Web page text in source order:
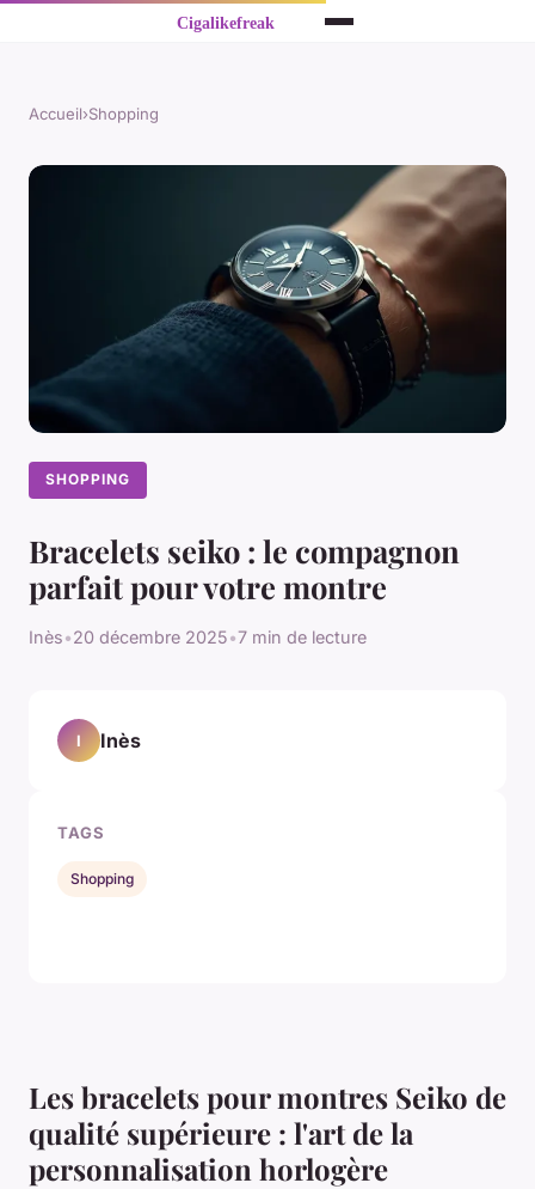
Accueil›Shopping
SHOPPING
Bracelets seiko : le compagnon
parfait pour votre montre
Inès•20 décembre 2025•7 min de lecture
Les bracelets pour montres Seiko de
qualité supérieure : l'art de la
personnalisation horlogère
I Inès
TAGS
Shopping